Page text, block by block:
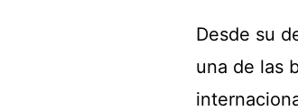
Desde su
una de las